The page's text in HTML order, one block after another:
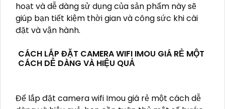
hoạt và dễ dàng sử dụng của sản phẩm này sẽ
giúp bạn tiết kiệm thời gian và công sức khi cài
đặt và vận hành.
CÁCH LẮP ĐẶT CAMERA WIFI IMOU GIÁ RẺ MỘT
CÁCH DỄ DÀNG VÀ HIỆU QUẢ
Để lắp đặt camera wifi Imou giá rẻ một cách dễ